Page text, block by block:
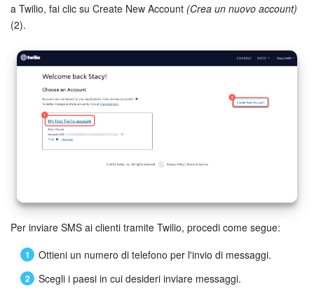
a Twilio, fai clic su Create New Account (Crea un nuovo account)
(2).
Per inviare SMS ai clienti tramite Twilio, procedi come segue:
Ottieni un numero di telefono per l'invio di messaggi.
Scegli i paesi in cui desideri inviare messaggi.